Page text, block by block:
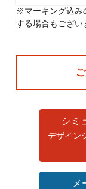
ゲームシャツ
メーカー希望小売価
ゲームシャツ
メーカー希望小売価
※マーキング込み
する場合もござい
シミ
デザイン
メ